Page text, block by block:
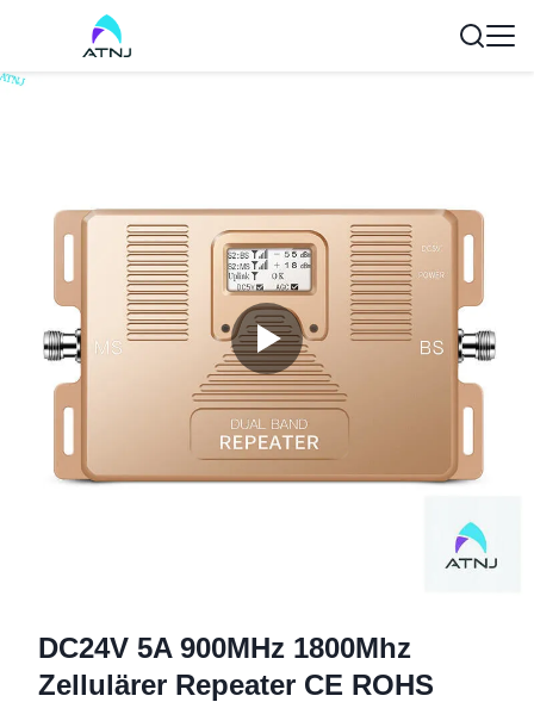
DC24V 5A 900MHz 1800Mhz
Zellulärer Repeater CE ROHS